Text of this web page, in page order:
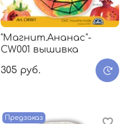
"Магнит.Ананас"-
CW001 вышивка
305 руб.
Предзаказ